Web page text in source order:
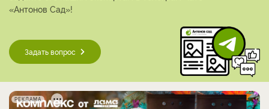
«Антонов Сад»!
Задать вопрос
РЕКЛАМА